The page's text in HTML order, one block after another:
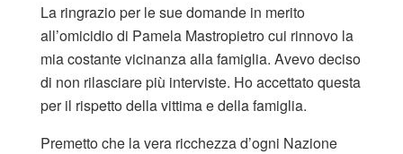
La ringrazio per le sue domande in merito
all’omicidio di Pamela Mastropietro cui rinnovo la
mia costante vicinanza alla famiglia. Avevo deciso
di non rilasciare più interviste. Ho accettato questa
per il rispetto della vittima e della famiglia.
Premetto che la vera ricchezza d’ogni Nazione